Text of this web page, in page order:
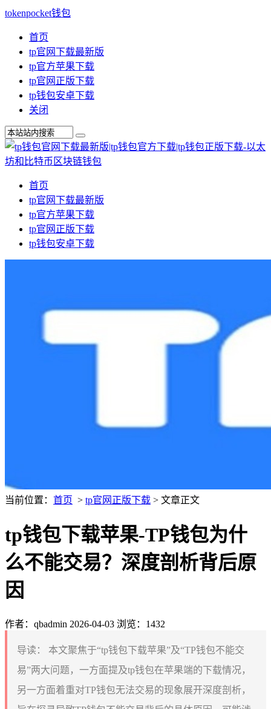
tokenpocket钱包
首页
tp官网下载最新版
tp官方苹果下载
tp官网正版下载
tp钱包安卓下载
关闭
首页
tp官网下载最新版
tp官方苹果下载
tp官网正版下载
tp钱包安卓下载
当前位置： 首页 > tp官网正版下载 > 文章正文
tp钱包下载苹果-TP钱包为什
么不能交易？深度剖析背后原
因
作者：qbadmin 2026-04-03 浏览：1432
导读：
本文聚焦于“tp钱包下载苹果”及“TP钱包不能交
易”两大问题，一方面提及tp钱包在苹果端的下载情况，
另一方面着重对TP钱包无法交易的现象展开深度剖析，